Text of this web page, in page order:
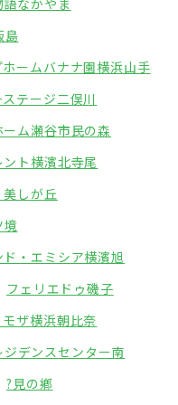
語なかやま
島
ホームバナナ園横浜山手
テージ二俣川
ム瀬谷市民の森
ト横濱北寺尾
しが丘
境
・エミシア横濱旭
フェリエドゥ磯子
モザ横浜朝比奈
ジデンスセンター南
?見の鄕